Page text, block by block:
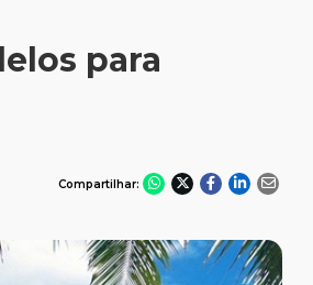
para
Compartilhar: